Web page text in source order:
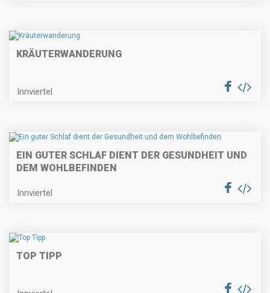
KRÄUTERWANDERUNG
Innviertel
EIN GUTER SCHLAF DIENT DER GESUNDHEIT UND
DEM WOHLBEFINDEN
Innviertel
TOP TIPP